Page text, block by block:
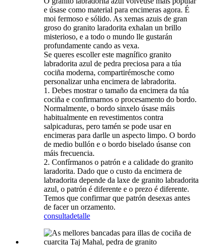
e úsase como material para encimeras agora. É
moi fermoso e sólido. As xemas azuis de gran
groso do granito laradorita exhalan un brillo
misterioso, e a todo o mundo lle gustarán
profundamente cando as vexa.
Se queres escoller este magnífico granito
labradorita azul de pedra preciosa para a túa
cociña moderna, compartirémosche como
personalizar unha encimera de labradorita.
1. Debes mostrar o tamaño da encimera da túa
cociña e confirmarnos o procesamento do bordo.
Normalmente, o bordo sinxelo úsase máis
habitualmente en revestimentos contra
salpicaduras, pero tamén se pode usar en
encimeras para darlle un aspecto limpo. O bordo
de medio bullón e o bordo biselado úsanse con
máis frecuencia.
2. Confírmanos o patrón e a calidade do granito
laradorita. Dado que o custo da encimera de
labradorita depende da laxe de granito labradorita
azul, o patrón é diferente e o prezo é diferente.
Temos que confirmar que patrón desexas antes
de facer un orzamento.
consultadetalle